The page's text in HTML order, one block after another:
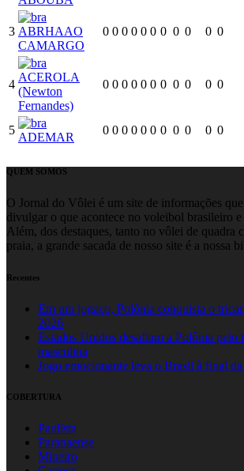
3 ABRHAAO
CAMARGO
0 0 0 0 0 0 0 0 0 0 0
4
ACEROLA
(Newton
Fernandes)
0 0 0 0 0 0 0 0 0 0 0
5
ADEMAR
0 0 0 0 0 0 0 0 0 0 0
QUEM SOMOS
O Jornal do Vôlei é um site de informações
divulgar o que acontece no voleibol brasileiro
Além, dos destaques, tanto no vôlei de quadra
praia, a grande sacada de nosso site é a nossa
Recentes
Em um jogaço, Polônia conquista o
2026
Estados Unidos desafiam a Polônia
masculina
Jogo emocionante leva o Brasil à final
COBERTURA
Paulista
Paranaense
Mineiro